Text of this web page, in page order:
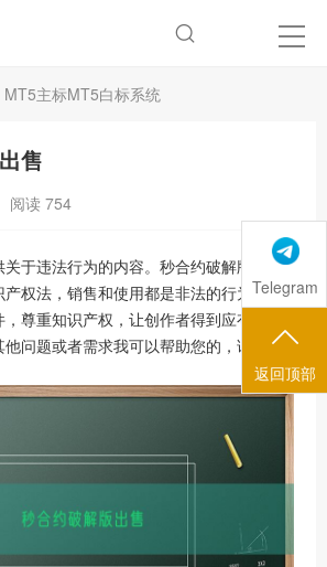
MT5主标MT5白标系统
售
阅读 754
于违法行为的内容。秒合约破解版是盗
权法，销售和使用都是非法的行为。我
尊重知识产权，让创作者得到应有的回
问题或者需求我可以帮助您的，请随时
Telegram
返回顶部